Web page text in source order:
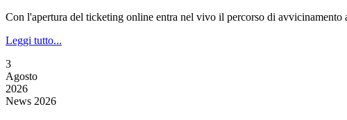
Con l'apertura del ticketing online entra nel vivo il percorso di
Leggi tutto...
3
Agosto
2026
News 2026